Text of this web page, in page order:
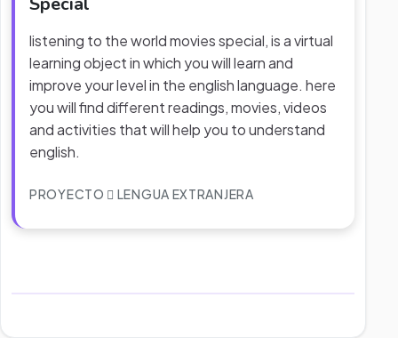
listening to the world movies special, is a virtual
learning object in which you will learn and
improve your level in the english language. here
you will find different readings, movies, videos
and activities that will help you to understand
english.
PROYECTO LENGUA EXTRANJERA